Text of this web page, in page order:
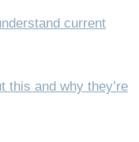
current
this and why they’re